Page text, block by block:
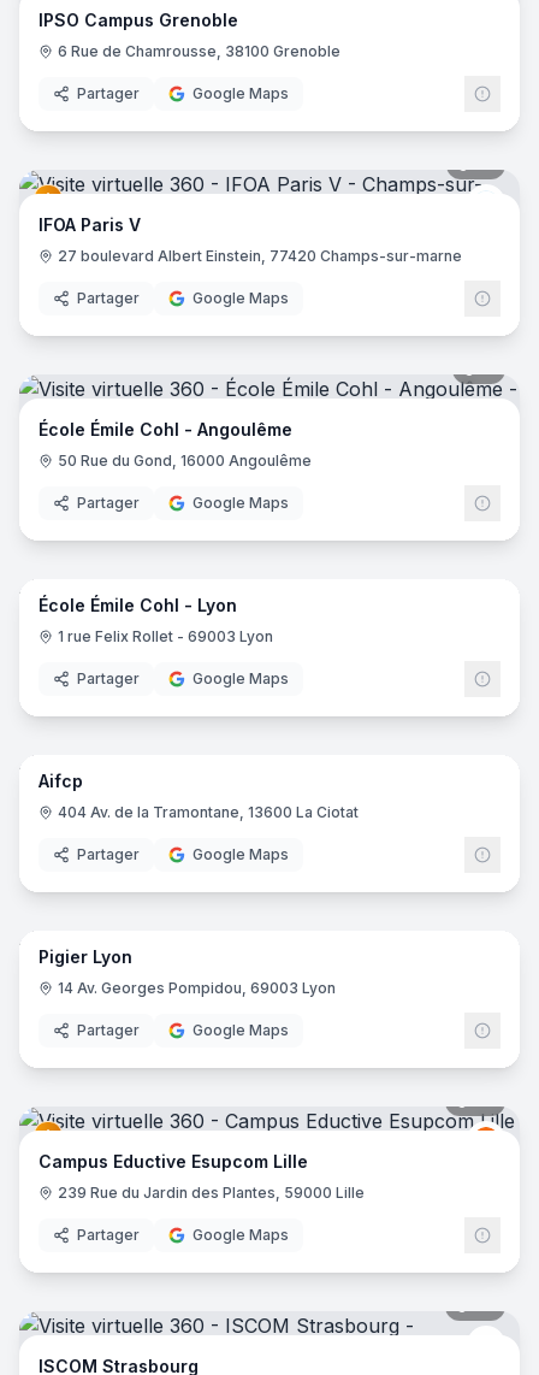
IPSO Campus Grenoble
6 Rue de Chamrousse, 38100 Grenoble
Partager Google Maps
IFOA
IFOA Paris V
27 boulevard Albert Einstein, 77420 Champs-sur-marne
Partager Google Maps
École Émile Cohl - Angoulême
50 Rue du Gond, 16000 Angoulême
Partager Google Maps
15
École Émile Cohl - Lyon
1 rue Felix Rollet - 69003 Lyon
Partager Google Maps
22
Aifcp
404 Av. de la Tramontane, 13600 La Ciotat
Partager Google Maps
69
Pigier Lyon
14 Av. Georges Pompidou, 69003 Lyon
Partager Google Maps
Campus Eductive Esupcom Lille
239 Rue du Jardin des Plantes, 59000 Lille
Partager Google Maps
ISCOM Strasbourg